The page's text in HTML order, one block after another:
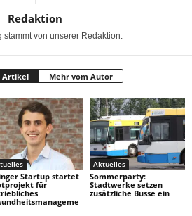
Redaktion
stammt von unserer Redaktion.
Artikel Mehr vom Autor
Startup startet
für
Aktuelles
Sommerparty:
Stadtwerke setzen
zusätzliche Busse ein